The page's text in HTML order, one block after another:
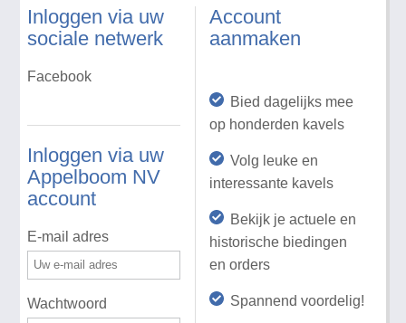
Inloggen via uw
sociale netwerk
Facebook
Inloggen via uw
Appelboom NV
account
E-mail adres
Wachtwoord
Account
aanmaken
Bied dagelijks mee
op honderden kavels
Volg leuke en
interessante kavels
Bekijk je actuele en
historische biedingen
en orders
Spannend voordelig!